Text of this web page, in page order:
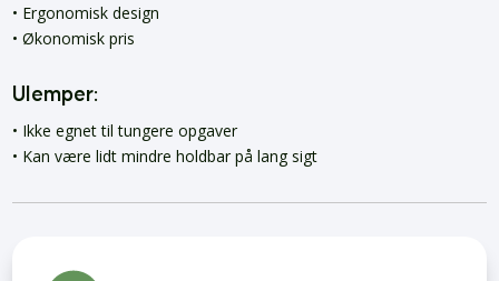
• Ergonomisk design
• Økonomisk pris
Ulemper:
• Ikke egnet til tungere opgaver
• Kan være lidt mindre holdbar på lang sigt